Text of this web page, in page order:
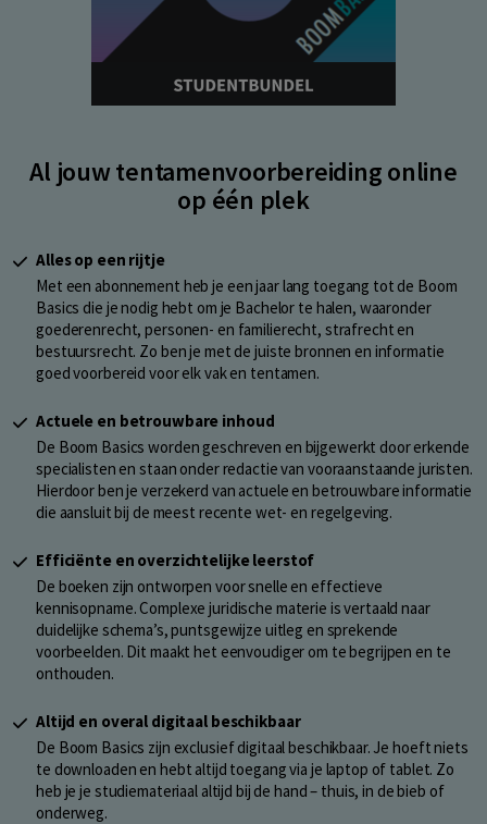
Alles op een rijtje
Met een abonnement heb je een jaar lang toegang tot de Boom
Basics die je nodig hebt om je Bachelor te halen, waaronder
goederenrecht, personen- en familierecht, strafrecht en
bestuursrecht. Zo ben je met de juiste bronnen en informatie
goed voorbereid voor elk vak en tentamen.
Actuele en betrouwbare inhoud
De Boom Basics worden geschreven en bijgewerkt door erkende
specialisten en staan onder redactie van vooraanstaande juristen.
Hierdoor ben je verzekerd van actuele en betrouwbare informatie
die aansluit bij de meest recente wet- en regelgeving.
Al jouw tentamenvoorbereiding online
op één plek
Efficiënte en overzichtelijke leerstof
De boeken zijn ontworpen voor snelle en effectieve
kennisopname. Complexe juridische materie is vertaald naar
duidelijke schema’s, puntsgewijze uitleg en sprekende
voorbeelden. Dit maakt het eenvoudiger om te begrijpen en te
onthouden.
Altijd en overal digitaal beschikbaar
De Boom Basics zijn exclusief digitaal beschikbaar. Je hoeft niets
te downloaden en hebt altijd toegang via je laptop of tablet. Zo
heb je je studiemateriaal altijd bij de hand – thuis, in de bieb of
onderweg.